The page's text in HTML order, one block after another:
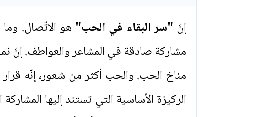
إنّ "سر البقاء في الحب" هو الاتّصال.
مشاركة صادقة في المشاعر والعواطف. إنّ
مناخ الحب. والحب أكثر من شعور، إنّه
الركيزة الأساسية التي تستند إليها